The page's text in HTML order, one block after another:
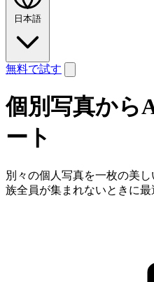
日本語
無料で試す
個別写真から
ート
別々の個人写真を一枚の美
族全員が集まれないときに最